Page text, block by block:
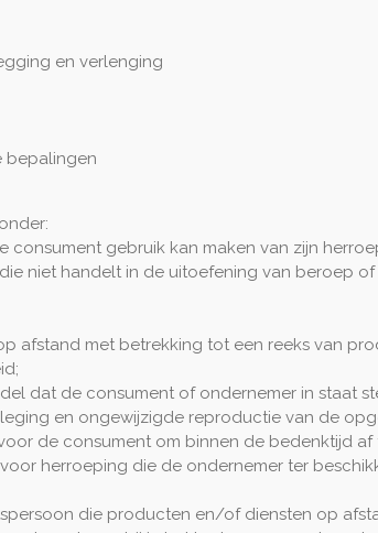
en verlenging
bepalingen
consument gebruik kan maken van zijn
niet handelt in de uitoefening van beroep
afstand met betrekking tot een reeks van
dat de consument of ondernemer in staat
en ongewijzigde reproductie van de
de consument om binnen de bedenktijd
herroeping die de ondernemer ter
die producten en/of diensten op